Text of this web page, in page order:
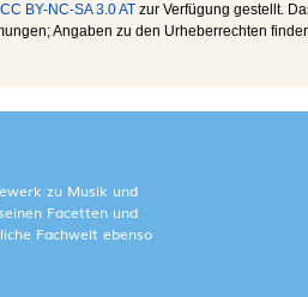
CC BY-NC-SA 3.0 AT zur Verfügung gestellt.
Angaben zu den Urheberrechten
zu Musik und
Facetten und
Fachwelt ebenso